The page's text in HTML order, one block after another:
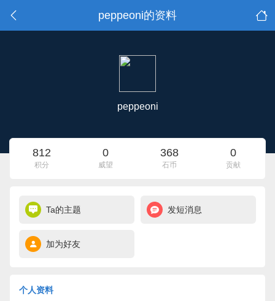
peppeoni的资料
peppeoni
812
积分
0
威望
368
石币
0
贡献
Ta的主题 发短消息
加为好友
个人资料